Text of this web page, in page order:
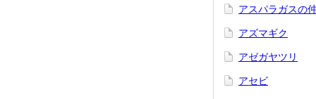
アスパラガスの
アズマギク
アゼガヤツリ
アセビ